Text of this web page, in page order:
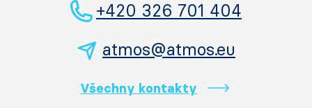
+420 326 701 404
atmos@atmos.eu
Všechny kontakty